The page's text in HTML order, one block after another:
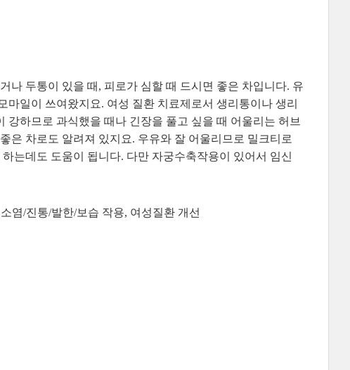
나 두통이 있을 때, 피로가 심할 때 드시면 좋은 차입니다. 유
일이 쓰여왔지요. 여성 질환 치료제로서 생리통이나 생리
하므로 과식했을 때나 긴장을 풀고 싶을 때 어울리는 허브
은 차로도 알려져 있지요. 우유와 잘 어울리므로 밀크티로
는데도 도움이 됩니다. 다만 자궁수축작용이 있어서 임신
염/진통/발한/보습 작용, 여성질환 개선